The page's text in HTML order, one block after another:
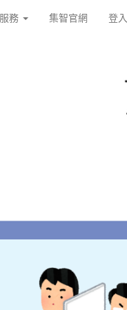
務 集智官網 登入